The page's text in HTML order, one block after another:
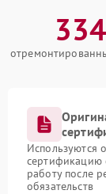
Используются
сертификацию
работу после
обязательств